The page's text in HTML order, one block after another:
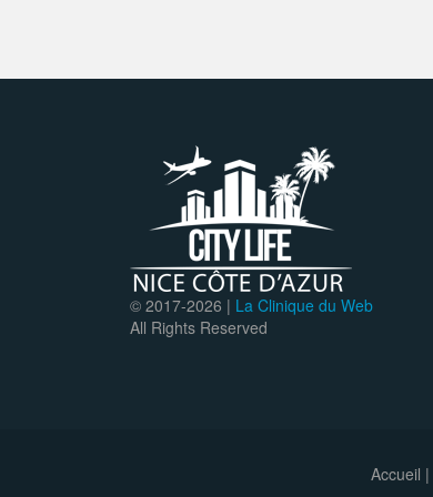
© 2017-2026 | La Clinique du Web
All Rights Reserved
Accueil |